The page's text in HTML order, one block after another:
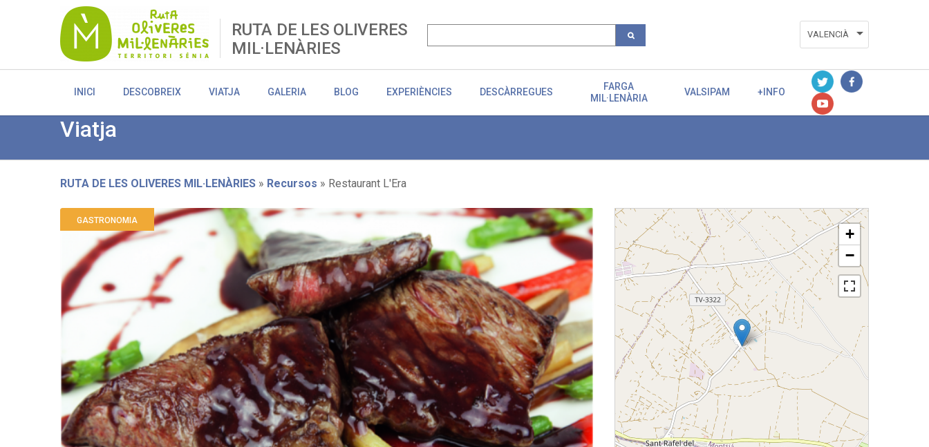
RUTA DE LES OLIVERES
MIL·LENÀRIES
ENGLISH
VALENCIÀ
INICI DESCOBREIX VIATJA GALERIA BLOG EXPERIÈNCIES DESCÀRREGUES
FARGA
MIL·LENÀRIA
VALSIPAM +INFO
Viatja
Breadcrumb
RUTA DE LES OLIVERES MIL·LENÀRIES Recursos Restaurant L'Era
GASTRONOMIA
+
−